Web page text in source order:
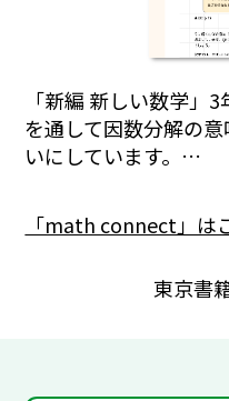
「新編 新しい数学」
を通して因数分解の
いにしています。…
「math connect」は
東京書